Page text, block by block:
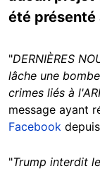
été présenté
"DERNIÈRES
lâche une
crimes liés à
message ayant
Facebook
"Trump interdit